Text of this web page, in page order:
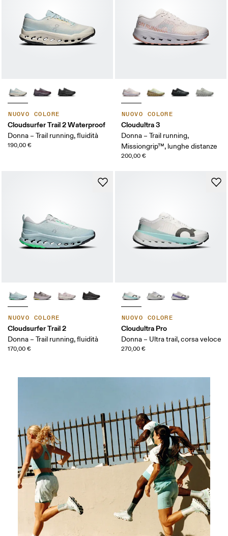
NUOVO COLORE
Cloudsurfer Trail 2 Waterproof
Donna – Trail running, fluidità
190,00 €
NUOVO COLORE
Cloudultra 3
Donna – Trail running,
Missiongrip™, lunghe distanze
200,00 €
NUOVO COLORE
Cloudsurfer Trail 2
Donna – Trail running, fluidità
170,00 €
NUOVO COLORE
Cloudultra Pro
Donna – Ultra trail, corsa veloce
270,00 €